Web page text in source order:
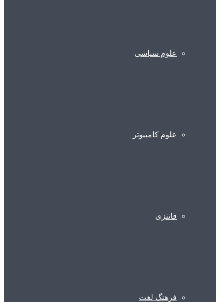
علوم سیاسی
علوم کامپیوتر
فانتزی
فرهنگ لغت